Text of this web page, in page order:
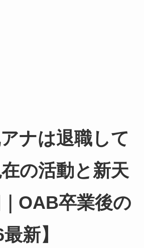
ナは退職して
の活動と新天
OAB卒業後の
新】